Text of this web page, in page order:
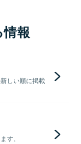
報
しい順に掲載
す。